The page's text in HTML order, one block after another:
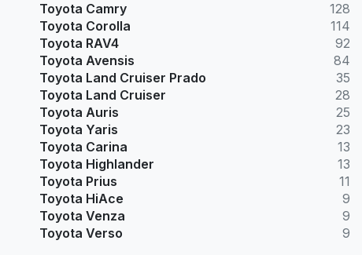
Toyota Camry
128
Toyota Corolla
114
Toyota RAV4
92
Toyota Avensis
84
Toyota Land Cruiser Prado
35
Toyota Land Cruiser
28
Toyota Auris
25
Toyota Yaris
23
Toyota Carina
13
Toyota Highlander
13
Toyota Prius
11
Toyota HiAce
9
Toyota Venza
9
Toyota Verso
9